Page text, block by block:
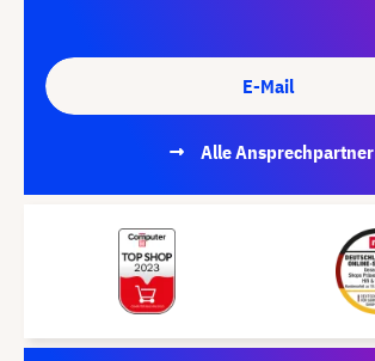
E-Mail
Alle Ansprechpartner